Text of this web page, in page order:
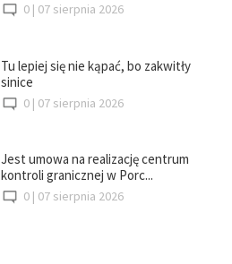
0 | 07 sierpnia 2026
Tu lepiej się nie kąpać, bo zakwitły
sinice
0 | 07 sierpnia 2026
Jest umowa na realizację centrum
kontroli granicznej w Porc...
0 | 07 sierpnia 2026